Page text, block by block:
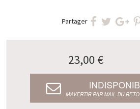
Partager
23,00 €
M’AVERTIR PAR MAIL DU